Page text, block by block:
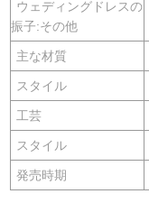
ウェディングドレスの
振子:その他
主な材質
スタイル
工芸
スタイル
発売時期